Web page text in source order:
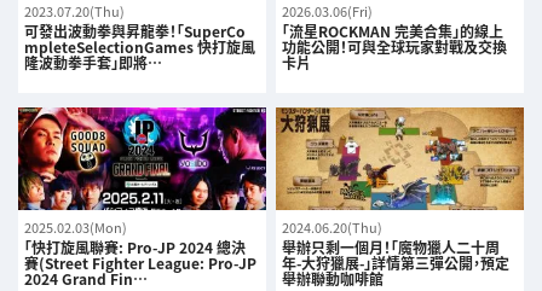
2023.07.20(Thu)
可發出波動拳與昇龍拳！「SuperCo
mpleteSelectionGames 快打旋風
隆波動拳手套」即將…
2026.03.06(Fri)
「流星ROCKMAN 完美合集」的線上
功能公開！可與全球玩家對戰及交換
卡片
2025.02.03(Mon)
「快打旋風聯賽: Pro-JP 2024 總決
賽(Street Fighter League: Pro-JP
2024 Grand Fin…
2024.06.20(Thu)
舉辦只剩一個月！「魔物獵人二十周
年-大狩獵展-」詳情第三彈公開，預定
舉辦聯動咖啡館